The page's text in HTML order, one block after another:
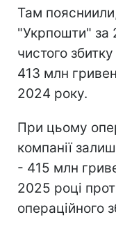
Там
"Укрпошти" за
чистого
413 млн
2024 року.
При цьому
компанії
- 415 млн
2025 році
операційного